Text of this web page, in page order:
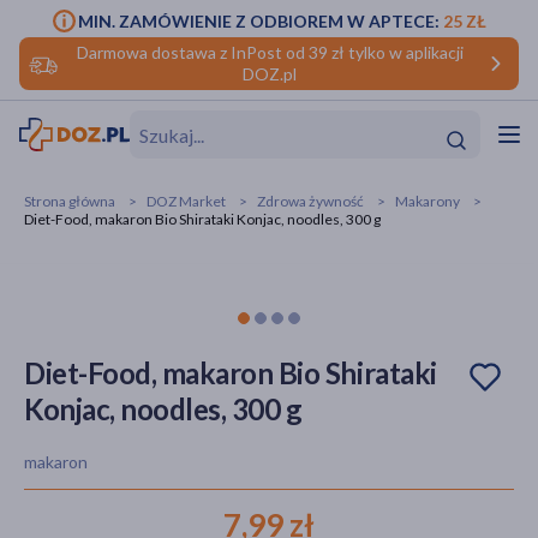
Darmowa dostawa z InPost od 39 zł tylko w aplikacji
DOZ.pl
MIN. ZAMÓWIENIE Z ODBIOREM W APTECE: 25 ZŁ
Hit
Strona główna DOZ Market Zdrowa żywność
Makarony
Diet-Food, makaron Bio Shirataki Konjac, noodles, 300 g
Diet-Food, makaron Bio Shirataki
Konjac, noodles, 300 g
makaron
7,99 zł